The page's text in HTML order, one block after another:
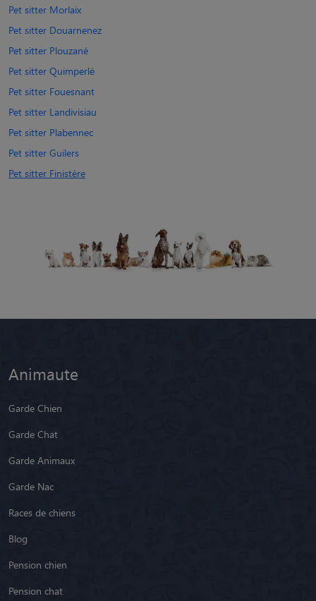
Pet sitter Morlaix
Pet sitter Douarnenez
Pet sitter Plouzané
Pet sitter Quimperlé
Pet sitter Fouesnant
Pet sitter Landivisiau
Pet sitter Plabennec
Pet sitter Guilers
Pet sitter Finistère
Animaute
Garde Chien
Garde Chat
Garde Animaux
Garde Nac
Races de chiens
Blog
Pension chien
Pension chat